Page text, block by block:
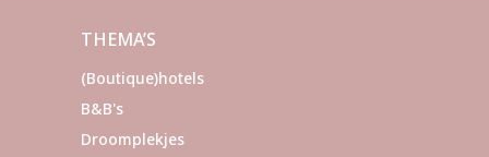
THEMA’S
(Boutique)hotels
B&B's
Droomplekjes